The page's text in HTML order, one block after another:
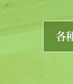
各